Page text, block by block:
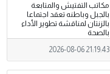
مكاتب التفتيش والمتابعة
بالجبل وباطنه تعقد اجتماعا
بالزنتان لمناقشة تطوير الأداء
بالصحة
2026-08-06 21:19:43